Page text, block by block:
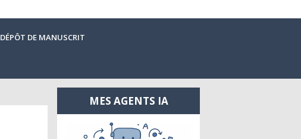
DÉPÔT DE MANUSCRIT
MES AGENTS IA